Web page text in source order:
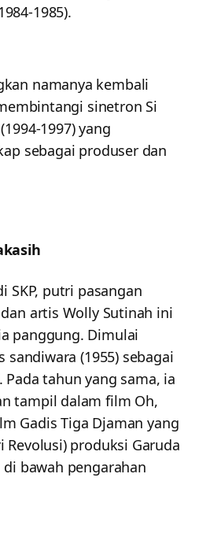
1985).
namanya kembali
sinetron Si
1997) yang
sebagai produser dan
SKP, putri pasangan
artis Wolly Sutinah ini
panggung. Dimulai
(1955) sebagai
tahun yang sama, ia
tampil dalam film Oh,
Gadis Tiga Djaman yang
produksi Garuda
bawah pengarahan